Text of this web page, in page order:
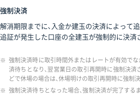
強制決済
解消期限までに、入金か建玉の決済によって
追証が発生した口座の全建玉が強制的に決済
※ 強制決済時に取引時間外またはレートが有効でな
済待ちとなり、翌営業日の取引再開時に強制決済
どで休場の場合は、休場明けの取引再開時に強制決
※ 強制決済待ちとなった場合、強制決済が完了する